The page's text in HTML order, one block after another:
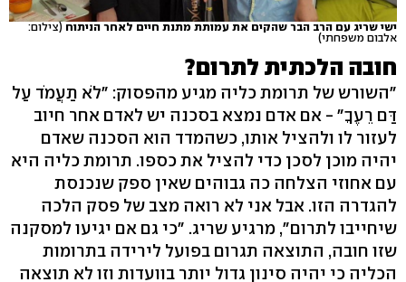
ישי שריג עם הרב הבר שהקים את עמותת מתנת חיים לאחר הניתוח(צילום:
אלבום משפחתי)
חובה הלכתית לתרום?
"השורש של תרומת כליה מגיע מהפסוק: "לֹא תַעֲמֹד עַל
דַּם רֵעֶךָ" - אם אדם נמצא בסכנה יש לאדם אחר חיוב
לעזור לו ולהציל אותו, כשהמדד הוא הסכנה שאדם
יהיה מוכן לסכן כדי להציל את כספו. תרומת כליה היא
עם אחוזי הצלחה כה גבוהים שאין ספק שנכנסת
להגדרה הזו. אבל אני לא רואה מצב של פסק הלכה
שיחייבו לתרום", מרגיע שריג. "כי גם אם יגיעו למסקנה
שזו חובה, התוצאה תגרום בפועל לירידה בתרומות
הכליה כי יהיה סינון גדול יותר בוועדות וזו לא תוצאה